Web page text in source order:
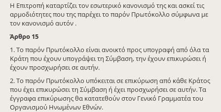
Η Επιτροπή καταρτίζει τον εσωτερικό κανονισμό της και ασκεί τις
αρμοδιότητες που της παρέχει το παρόν Πρωτόκολλο σύμφωνα με
τον κανονισμό αυτόν .
Άρθρο 15
1. Το παρόν Πρωτόκολλο είναι ανοικτό προς υπογραφή από όλα τα
Κράτη που έχουν υπογράψει τη Σύμβαση, την έχουν επικυρώσει ή
έχουν προσχωρήσει σε αυτήν.
2. Το παρόν Πρωτόκολλο υπόκειται σε επικύρωση από κάθε Κράτος
που έχει επικυρώσει τη Σύμβαση ή έχει προσχωρήσει σε αυτήν. Τα
έγγραφα επικύρωσης θα κατατεθούν στον Γενικό Γραμματέα του
Οργανισμού Ηνωμένων Εθνών.